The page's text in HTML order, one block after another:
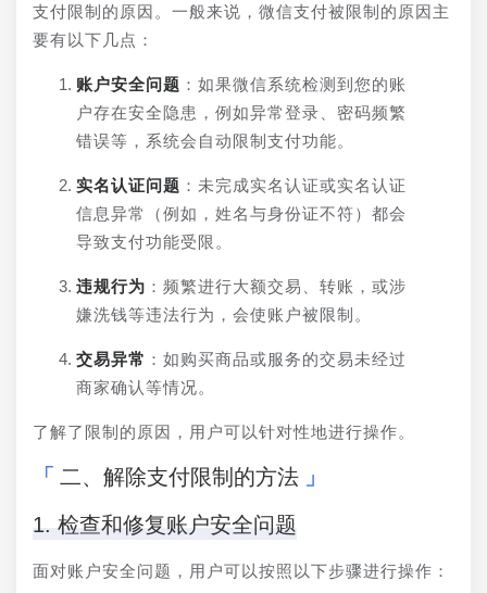
支付限制的原因。一般来说，微信支付被限制的原因主
要有以下几点：
账户安全问题 ：如果微信系统检测到您的账
户存在安全隐患，例如异常登录、密码频繁
错误等，系统会自动限制支付功能。
实名认证问题 ：未完成实名认证或实名认证
信息异常（例如，姓名与身份证不符）都会
导致支付功能受限。
违规行为 ：频繁进行大额交易、转账，或涉
嫌洗钱等违法行为，会使账户被限制。
交易异常 ：如购买商品或服务的交易未经过
商家确认等情况。
了解了限制的原因，用户可以针对性地进行操作。
二、解除支付限制的方法
1. 检查和修复账户安全问题
面对账户安全问题，用户可以按照以下步骤进行操作：